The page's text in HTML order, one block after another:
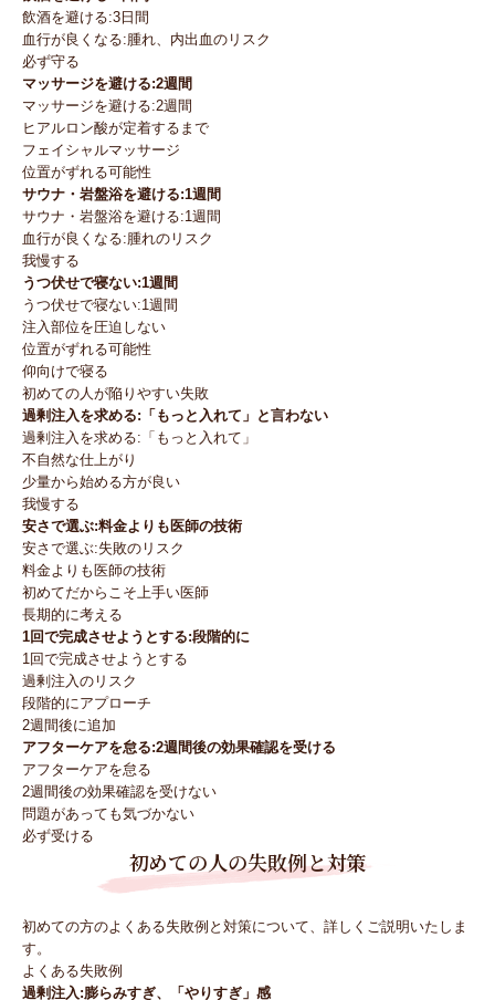
飲酒を避ける:3日間
血行が良くなる:腫れ、内出血のリスク
必ず守る
マッサージを避ける:2週間
マッサージを避ける:2週間
ヒアルロン酸が定着するまで
フェイシャルマッサージ
位置がずれる可能性
サウナ・岩盤浴を避ける:1週間
サウナ・岩盤浴を避ける:1週間
血行が良くなる:腫れのリスク
我慢する
うつ伏せで寝ない:1週間
うつ伏せで寝ない:1週間
注入部位を圧迫しない
位置がずれる可能性
仰向けで寝る
初めての人が陥りやすい失敗
過剰注入を求める:「もっと入れて」と言わない
過剰注入を求める:「もっと入れて」
不自然な仕上がり
少量から始める方が良い
我慢する
安さで選ぶ:料金よりも医師の技術
安さで選ぶ:失敗のリスク
料金よりも医師の技術
初めてだからこそ上手い医師
長期的に考える
1回で完成させようとする:段階的に
1回で完成させようとする
過剰注入のリスク
段階的にアプローチ
2週間後に追加
アフターケアを怠る:2週間後の効果確認を受ける
アフターケアを怠る
2週間後の効果確認を受けない
問題があっても気づかない
必ず受ける
初めての人の失敗例と対策
初めての方のよくある失敗例と対策について、詳しくご説明いたしま
す。
よくある失敗例
過剰注入:膨らみすぎ、「やりすぎ」感